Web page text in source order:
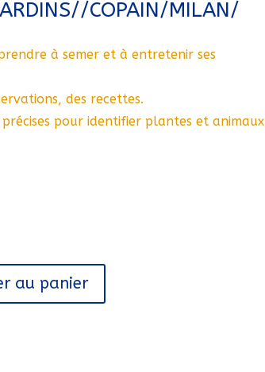
COPAIN/MILAN/
à semer et à entretenir ses
des recettes.
pour identifier plantes et animaux
au panier